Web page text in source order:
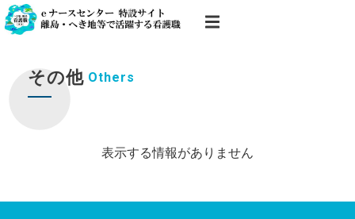
その他 Others
表示する情報がありません